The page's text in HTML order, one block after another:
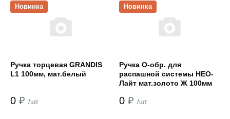
Новинка
Ручка торцевая GRANDIS
L1 100мм, мат.белый
0 ₽ /шт
Открыть товар Новинка
Ручка О-обр. для
распашной системы НЕО-
Лайт мат.золото Ж 100мм
0 ₽ /шт
Открыть товар